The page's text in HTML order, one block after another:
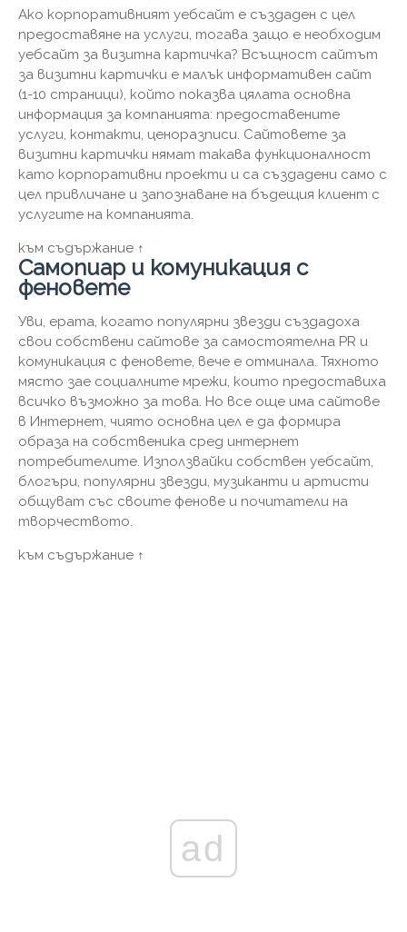
Ако корпоративният уебсайт е създаден с цел
предоставяне на услуги, тогава защо е необходим
уебсайт за визитна картичка? Всъщност сайтът
за визитни картички е малък информативен сайт
(1-10 страници), който показва цялата основна
информация за компанията: предоставените
услуги, контакти, ценоразписи. Сайтовете за
визитни картички нямат такава функционалност
като корпоративни проекти и са създадени само с
цел привличане и запознаване на бъдещия клиент с
услугите на компанията.
към съдържание ↑
Самопиар и комуникация с
феновете
Уви, ерата, когато популярни звезди създадоха
свои собствени сайтове за самостоятелна PR и
комуникация с феновете, вече е отминала. Тяхното
място зае социалните мрежи, които предоставиха
всичко възможно за това. Но все още има сайтове
в Интернет, чиято основна цел е да формира
образа на собственика сред интернет
потребителите. Използвайки собствен уебсайт,
блогъри, популярни звезди, музиканти и артисти
общуват със своите фенове и почитатели на
творчеството.
към съдържание ↑
ad